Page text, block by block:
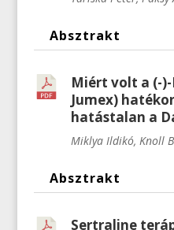
Absztrakt
Miért volt a (-
Jumex)
hatástalan a
Miklya Ildikó, Knoll
Absztrakt
Sertraline